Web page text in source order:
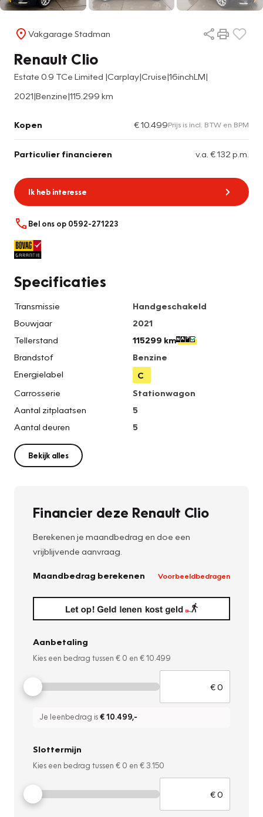
Vakgarage Stadman
Renault Clio
Estate 0.9 TCe Limited |Carplay|Cruise|16inchLM|
2021|Benzine|115.299 km
Kopen € 10.499Prijs is incl. BTW en BPM
Particulier financieren v.a. € 132 p.m.
Ik heb interesse
Bel ons op 0592-271223
Specificaties
Transmissie
Handgeschakeld
Bouwjaar
2021
Tellerstand
115299 km
Brandstof
Benzine
Energielabel
C
Carrosserie
Stationwagon
Aantal zitplaatsen
5
Aantal deuren
5
Bekijk alles
Financier deze Renault Clio
Berekenen je maandbedrag en doe een
vrijblijvende aanvraag.
Maandbedrag berekenen Voorbeeldbedragen
Aanbetaling
Kies een bedrag tussen € 0 en € 10.499
Je leenbedrag is€ 10.499,-
Slottermijn
Kies een bedrag tussen € 0 en € 3.150